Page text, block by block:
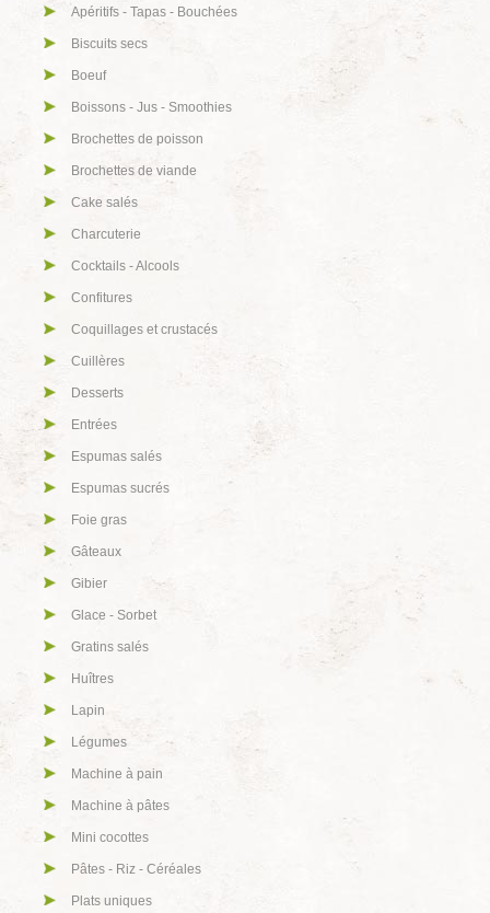
Apéritifs - Tapas - Bouchées
Biscuits secs
Boeuf
Boissons - Jus - Smoothies
Brochettes de poisson
Brochettes de viande
Cake salés
Charcuterie
Cocktails - Alcools
Confitures
Coquillages et crustacés
Cuillères
Desserts
Entrées
Espumas salés
Espumas sucrés
Foie gras
Gâteaux
Gibier
Glace - Sorbet
Gratins salés
Huîtres
Lapin
Légumes
Machine à pain
Machine à pâtes
Mini cocottes
Pâtes - Riz - Céréales
Plats uniques